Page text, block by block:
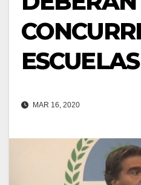
ESCUELAS
MAR 16, 2020